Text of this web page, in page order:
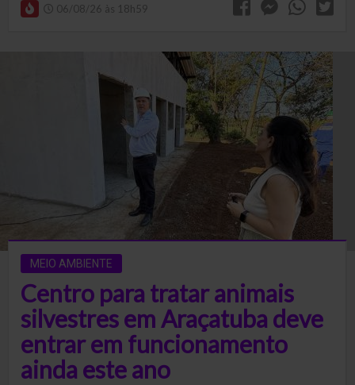
06/08/26 às 18h59
MEIO AMBIENTE
Centro para tratar animais
silvestres em Araçatuba deve
entrar em funcionamento
ainda este ano